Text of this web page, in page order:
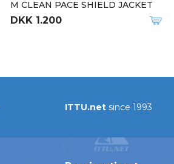
M CLEAN PACE SHIELD JACKET
DKK 1.200
ITTU.net since 1993